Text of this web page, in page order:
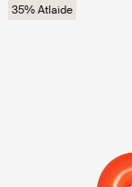
35% Atlaide